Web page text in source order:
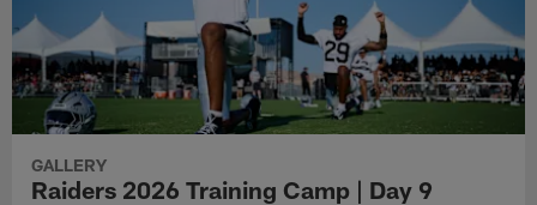
GALLERY
Raiders 2026 Training Camp | Day 9